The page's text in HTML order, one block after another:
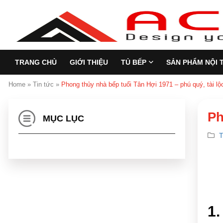
TRANG CHỦ GIỚI THIỆU TỦ BẾP SẢN PHẨM NỘI
Home » Tin tức » Phong thủy nhà bếp tuổi Tân Hợi 1971 – phú quý, tài
MỤC LỤC